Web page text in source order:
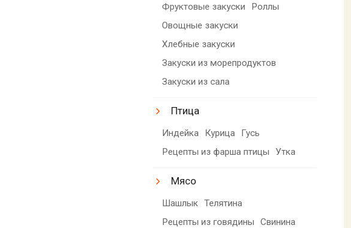
Фруктовые закуски
Роллы
Овощные закуски
Хлебные закуски
Закуски из морепродуктов
Закуски из сала
Птица
Индейка Курица
Гусь
Рецепты из фарша птицы
Утка
Мясо
Шашлык Телятина
Рецепты из говядины
Свинина